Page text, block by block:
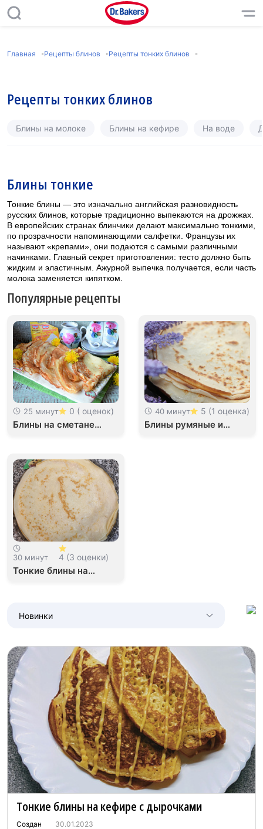
Главная Рецепты блинов Рецепты тонких блинов
Рецепты тонких блинов
Блины на молоке Блины на кефире На воде
Блины тонкие
Тонкие блины — это изначально английская разновидность
русских блинов, которые традиционно выпекаются на дрожжах.
В европейских странах блинчики делают максимально тонкими,
по прозрачности напоминающими салфетки. Французы их
называют «крепами», они подаются с самыми различными
начинками. Главный секрет приготовления: тесто должно быть
жидким и эластичным. Ажурной выпечка получается, если часть
молока заменяется кипятком.
Популярные рецепты
25 минут 0 ( оценок)
Блины на сметане
30 минут 4 (3 оценки)
Тонкие блины на
40 минут 5 (1 оценка)
Блины румяные и
Новинки
Тонкие блины на кефире с дырочками
Создан 30.01.2023